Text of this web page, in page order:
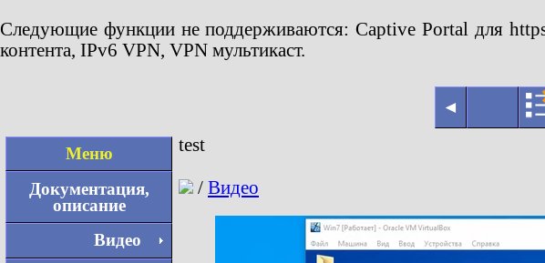
Следующие функции не поддерживаются: Captive Portal для
контента, IPv6 VPN, VPN мультикаст.
◄
Меню
Документация,
описание
Видео
test
/ Видео